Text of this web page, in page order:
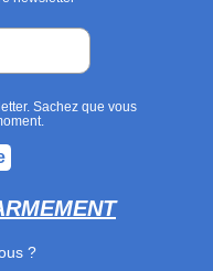
Sachez que vous
?